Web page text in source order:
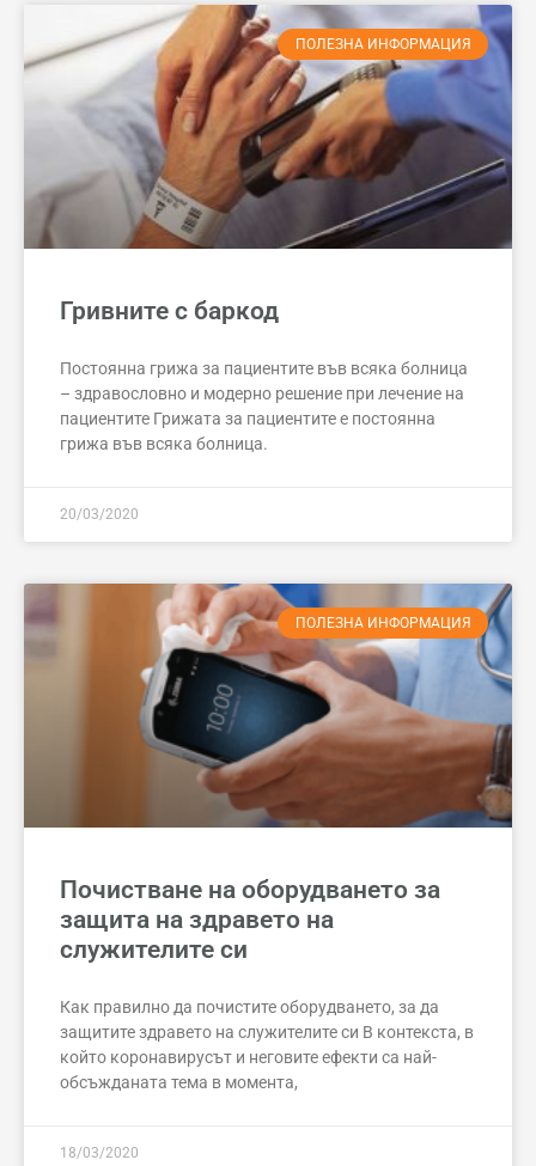
ПОЛЕЗНА ИНФОРМАЦИЯ
Гривните с баркод
Постоянна грижа за пациентите във всяка болница
– здравословно и модерно решение при лечение на
пациентите Грижата за пациентите е постоянна
грижа във всяка болница.
20/03/2020
ПОЛЕЗНА ИНФОРМАЦИЯ
Почистване на оборудването за
защита на здравето на
служителите си
Как правилно да почистите оборудването, за да
защитите здравето на служителите си В контекста, в
който коронавирусът и неговите ефекти са най-
обсъжданата тема в момента,
18/03/2020